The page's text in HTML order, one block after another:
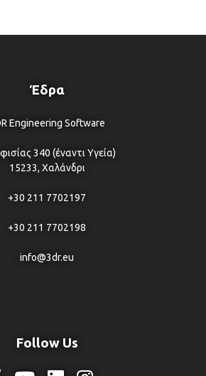
Έδρα
Engineering Software
340 (έναντι Υγεία)
15233, Χαλάνδρι
+30 211 7702197
+30 211 7702198
info@3dr.eu
Follow Us